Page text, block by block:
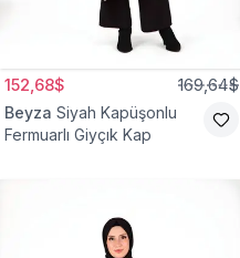
152,68$ 169,64$
Beyza Siyah Kapüşonlu
Fermuarlı Giyçık Kap